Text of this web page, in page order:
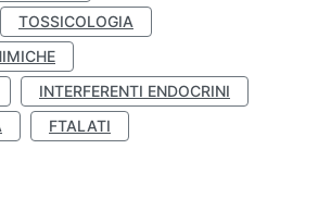
TOSSICOLOGIA
INTERFERENTI ENDOCRINI
FTALATI